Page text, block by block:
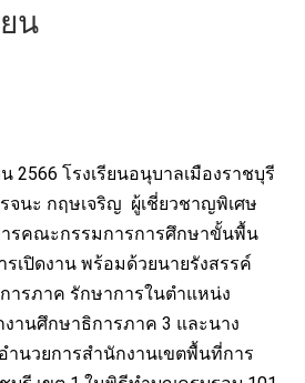
น
โรงเรียนอนุบาลเมืองราชบุรี
จนะ กฤษเจริญ ผู้เชี่ยวชาญพิเศษ
ารคณะกรรมการการศึกษาขั้นพื้น
เปิดงาน พร้อมด้วยนายรังสรรค์
ารภาค รักษาการในตำแหน่ง
านศึกษาธิการภาค 3 และนาง
นวยการสำนักงานเขตพื้นที่การ